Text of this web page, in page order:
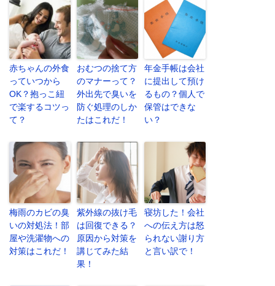
赤ちゃんの外食
っていつから
OK？抱っこ紐
で楽するコツっ
て？
おむつの捨て方
のマナーって？
外出先で臭いを
防ぐ処理のしか
たはこれだ！
年金手帳は会社
に提出して預け
るもの？個人で
保管はできな
い？
梅雨のカビの臭
いの対処法！部
屋や洗濯物への
対策はこれだ！
紫外線の抜け毛
は回復できる？
原因から対策を
講じてみた結
果！
寝坊した！会社
への伝え方は怒
られない謝り方
と言い訳で！